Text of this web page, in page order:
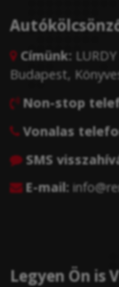
 Címünk:
Budapest,
 Non-stop
 Vonalas
 SMS
 E-mail:
Legyen Ön is